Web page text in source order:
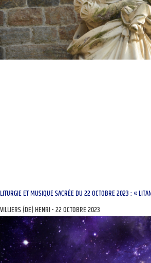
LITURGIE ET MUSIQUE SACRÉE DU 22 OCTOBRE 2023 : «
VILLIERS (DE) HENRI 22 OCTOBRE 2023